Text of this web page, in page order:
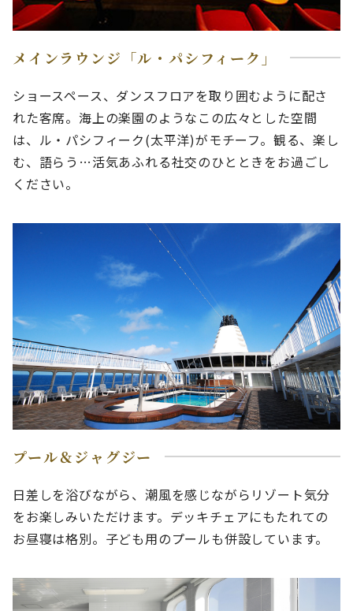
メインラウンジ「ル・パシフィーク」
ショースペース、ダンスフロアを取り囲むように配さ
れた客席。海上の楽園のようなこの広々とした空間
は、ル・パシフィーク(太平洋)がモチーフ。観る、楽し
む、語らう…活気あふれる社交のひとときをお過ごし
ください。
プール＆ジャグジー
日差しを浴びながら、潮風を感じながらリゾート気分
をお楽しみいただけます。デッキチェアにもたれての
お昼寝は格別。子ども用のプールも併設しています。